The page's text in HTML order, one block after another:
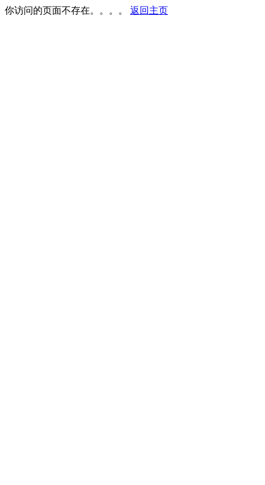
你访问的页面不存在。。。。 返回主页